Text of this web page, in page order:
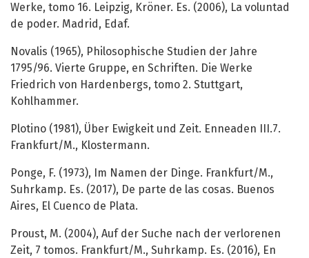
Werke, tomo 16. Leipzig, Kröner. Es. (2006), La voluntad
de poder. Madrid, Edaf.
Novalis (1965), Philosophische Studien der Jahre
1795/96. Vierte Gruppe, en Schriften. Die Werke
Friedrich von Hardenbergs, tomo 2. Stuttgart,
Kohlhammer.
Plotino (1981), Über Ewigkeit und Zeit. Enneaden III.7.
Frankfurt/M., Klostermann.
Ponge, F. (1973), Im Namen der Dinge. Frankfurt/M.,
Suhrkamp. Es. (2017), De parte de las cosas. Buenos
Aires, El Cuenco de Plata.
Proust, M. (2004), Auf der Suche nach der verlorenen
Zeit, 7 tomos. Frankfurt/M., Suhrkamp. Es. (2016), En